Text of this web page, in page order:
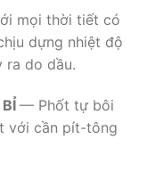
mọi thời tiết có
dựng nhiệt độ
ra do dầu.
— Phốt tự bôi
với cần pít-tông